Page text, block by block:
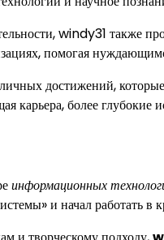
windy31 также
помогая
достижений,
карьера, более глубокие
информационных
и начал работать в